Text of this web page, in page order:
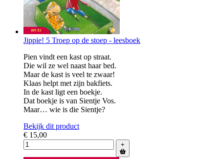
Jippie! 5 Troep op de stoep - leesboek
Pien vindt een kast op straat.
Die wil ze wel naast haar bed.
Maar de kast is veel te zwaar!
Klaas helpt met zijn bakfiets.
In de kast ligt een boekje.
Dat boekje is van Sientje Vos.
Maar… wie is die Sientje?
Bekijk dit product
€ 15,00
+